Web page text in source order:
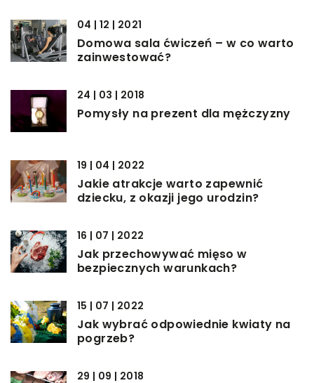
04 | 12 | 2021
Domowa sala ćwiczeń – w co warto
zainwestować?
24 | 03 | 2018
Pomysły na prezent dla mężczyzny
19 | 04 | 2022
Jakie atrakcje warto zapewnić
dziecku, z okazji jego urodzin?
16 | 07 | 2022
Jak przechowywać mięso w
bezpiecznych warunkach?
15 | 07 | 2022
Jak wybrać odpowiednie kwiaty na
pogrzeb?
29 | 09 | 2018